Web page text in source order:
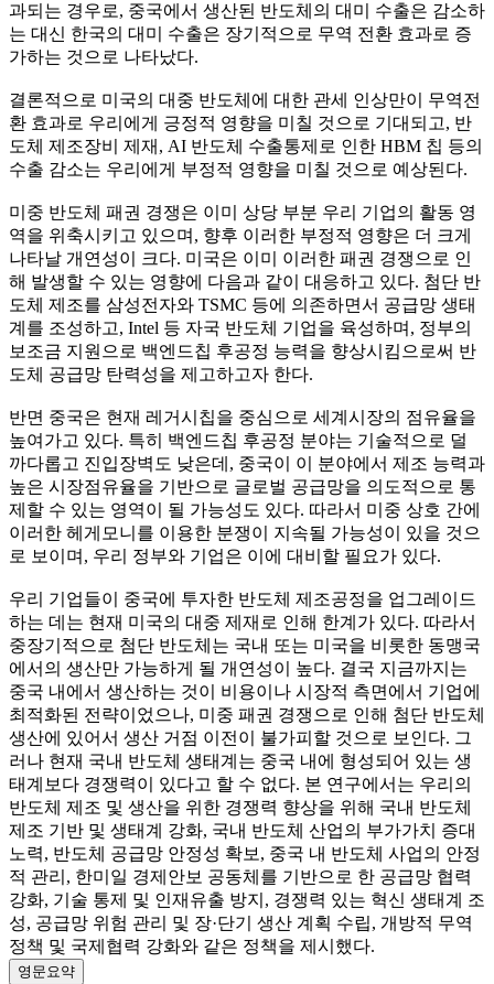
과되는 경우로, 중국에서 생산된 반도체의 대미 수출은 감소하
는 대신 한국의 대미 수출은 장기적으로 무역 전환 효과로 증
가하는 것으로 나타났다.
결론적으로 미국의 대중 반도체에 대한 관세 인상만이 무역전
환 효과로 우리에게 긍정적 영향을 미칠 것으로 기대되고, 반
도체 제조장비 제재, AI 반도체 수출통제로 인한 HBM 칩 등의
수출 감소는 우리에게 부정적 영향을 미칠 것으로 예상된다.
미중 반도체 패권 경쟁은 이미 상당 부분 우리 기업의 활동 영
역을 위축시키고 있으며, 향후 이러한 부정적 영향은 더 크게
나타날 개연성이 크다. 미국은 이미 이러한 패권 경쟁으로 인
해 발생할 수 있는 영향에 다음과 같이 대응하고 있다. 첨단 반
도체 제조를 삼성전자와 TSMC 등에 의존하면서 공급망 생태
계를 조성하고, Intel 등 자국 반도체 기업을 육성하며, 정부의
보조금 지원으로 백엔드칩 후공정 능력을 향상시킴으로써 반
도체 공급망 탄력성을 제고하고자 한다.
반면 중국은 현재 레거시칩을 중심으로 세계시장의 점유율을
높여가고 있다. 특히 백엔드칩 후공정 분야는 기술적으로 덜
까다롭고 진입장벽도 낮은데, 중국이 이 분야에서 제조 능력과
높은 시장점유율을 기반으로 글로벌 공급망을 의도적으로 통
제할 수 있는 영역이 될 가능성도 있다. 따라서 미중 상호 간에
이러한 헤게모니를 이용한 분쟁이 지속될 가능성이 있을 것으
로 보이며, 우리 정부와 기업은 이에 대비할 필요가 있다.
우리 기업들이 중국에 투자한 반도체 제조공정을 업그레이드
하는 데는 현재 미국의 대중 제재로 인해 한계가 있다. 따라서
중장기적으로 첨단 반도체는 국내 또는 미국을 비롯한 동맹국
에서의 생산만 가능하게 될 개연성이 높다. 결국 지금까지는
중국 내에서 생산하는 것이 비용이나 시장적 측면에서 기업에
최적화된 전략이었으나, 미중 패권 경쟁으로 인해 첨단 반도체
생산에 있어서 생산 거점 이전이 불가피할 것으로 보인다. 그
러나 현재 국내 반도체 생태계는 중국 내에 형성되어 있는 생
태계보다 경쟁력이 있다고 할 수 없다. 본 연구에서는 우리의
반도체 제조 및 생산을 위한 경쟁력 향상을 위해 국내 반도체
제조 기반 및 생태계 강화, 국내 반도체 산업의 부가가치 증대
노력, 반도체 공급망 안정성 확보, 중국 내 반도체 사업의 안정
적 관리, 한미일 경제안보 공동체를 기반으로 한 공급망 협력
강화, 기술 통제 및 인재유출 방지, 경쟁력 있는 혁신 생태계 조
성, 공급망 위험 관리 및 장·단기 생산 계획 수립, 개방적 무역
정책 및 국제협력 강화와 같은 정책을 제시했다.
영문요약